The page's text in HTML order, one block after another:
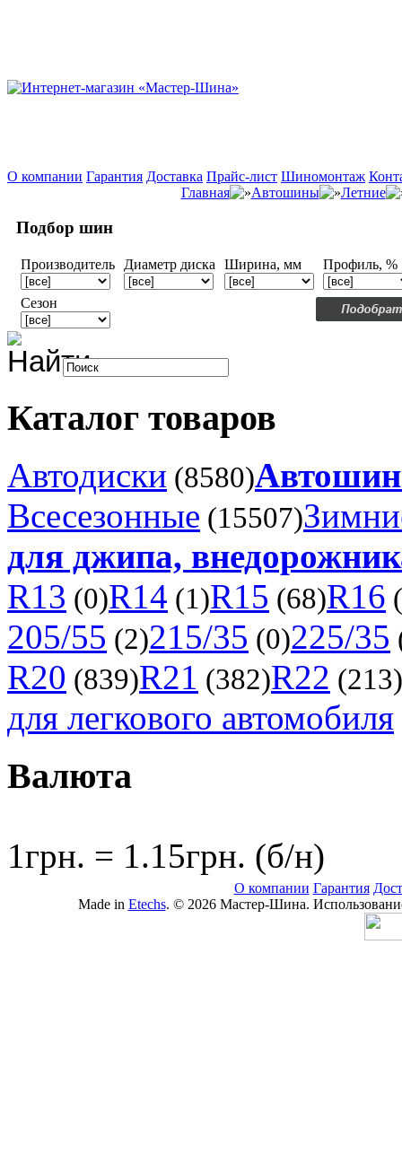
О компании Гарантия Доставка Прайс-лист Шиномонтаж
Главная
Автошины Летние
Подбор шин
Производитель Диаметр диска Ширина, мм Профиль, %
Сезон
Каталог товаров
Автодиски (8580)
Всесезонные (15507)
для джипа,
R13 (0)R14 (1)R15 (68)R16
205/55 (2)215/35 (0)225/35
R20 (839)R21 (382)R22 (213)
для легкового автомобиля
Валюта
1грн. = 1.15грн. (б/н)
О компании Гарантия
Made in Etechs. © 2026 Мастер-Шина.